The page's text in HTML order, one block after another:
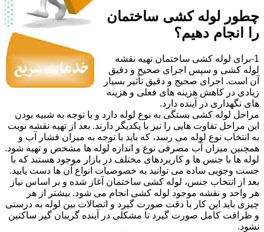
چطور لوله کشی ساختمان
را انجام دهیم؟
1-برای لوله کشی ساختمان تهیه نقشه
لوله کشی و سپس اجرای صحیح و دقیق
آن است. اجرای صحیح و دقیق تأثیر بسیار
زیادی در کاهش هزینه های فعلی و هزینه
های نگهداری در آینده دارد.
مراحل لوله کشی بستگی به نوع لوله دارد و با توجه به شبیه بودن
این مراحل تفاوت هایی را نیز با یکدیگر دارند. بعد از تهیه نقشه نوبت
به انتخاب نوع لوله می رسد، که باید با توجه به میزان فشار آب و
همچنین میزان آب مصرفی نوع و اندازه لوله ها مشخص و تهیه شود.
لوله ها با جنس ها و کاربردهای مختلف در بازار موجود هستند که با
جست وجویی ساده می توانید به خصوصیات انواع آن ها دست یابید.
بعد از انتخاب جنس، لوله کشی ساختمان آغاز شده و بر اساس نیاز
هر واحد و نقشه موجود لوله کشی انجام می شود. بیشتر از هر
چیزی باید این کار با دقت صورت گیرد و اتصالات بین لوله به درستی
و ظرافت کامل صورت گیرد تا مشکلی در آینده گریبان گیر ساکنین
نشود.